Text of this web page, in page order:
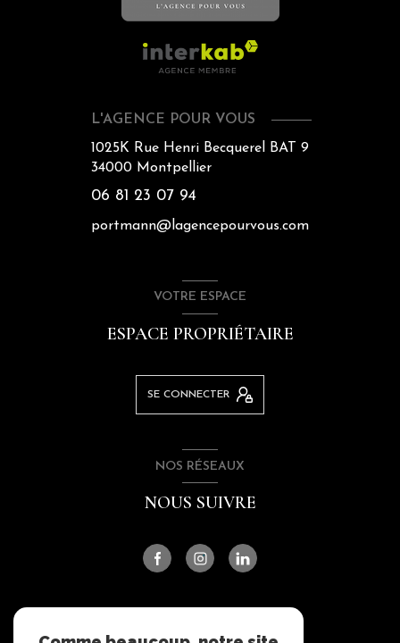
L'AGENCE POUR VOUS
1025K Rue Henri Becquerel BAT 9
34000 Montpellier
06 81 23 07 94
portmann@lagencepourvous.com
VOTRE ESPACE
ESPACE PROPRIÉTAIRE
SE CONNECTER
NOS RÉSEAUX
NOUS SUIVRE